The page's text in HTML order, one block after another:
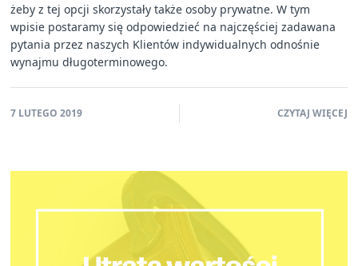
żeby z tej opcji skorzystały także osoby prywatne. W tym
wpisie postaramy się odpowiedzieć na najczęściej zadawana
pytania przez naszych Klientów indywidualnych odnośnie
wynajmu długoterminowego.
7 LUTEGO 2019 CZYTAJ WIĘCEJ